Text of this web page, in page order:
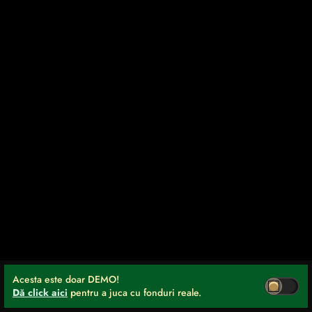
Acesta este doar DEMO!
Dă click aici pentru a juca cu fonduri reale.